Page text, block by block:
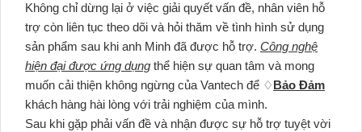
Không chỉ dừng lại ở việc giải quyết vấn đề, nhân viên hỗ
trợ còn liên tục theo dõi và hỏi thăm về tình hình sử dụng
sản phẩm sau khi anh Minh đã được hỗ trợ. Công nghệ
hiện đại được ứng dụng thể hiện sự quan tâm và mong
muốn cải thiện không ngừng của Vantech để ♢Bảo Đảm
khách hàng hài lòng với trải nghiệm của mình.
Sau khi gặp phải vấn đề và nhận được sự hỗ trợ tuyệt vời